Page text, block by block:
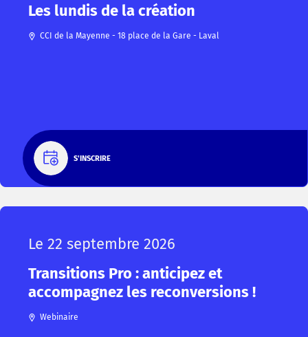
Les lundis de la création
CCI de la Mayenne - 18 place de la Gare - Laval
S'INSCRIRE
Le 22 septembre 2026
Transitions Pro : anticipez et
accompagnez les reconversions !
Webinaire